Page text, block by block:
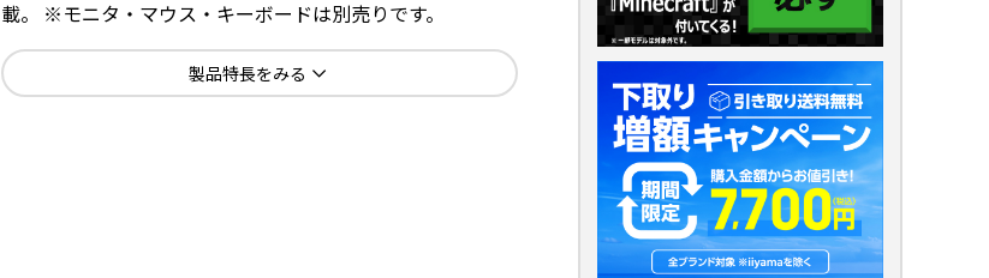
載。 ※モニタ・マウス・キーボードは別売りです。
製品特長をみる